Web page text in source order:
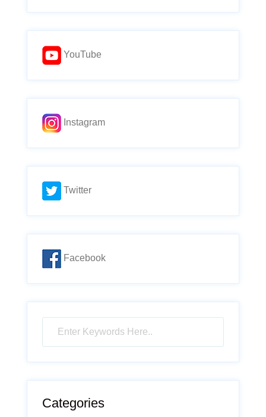
YouTube
Instagram
Twitter
Facebook
Categories